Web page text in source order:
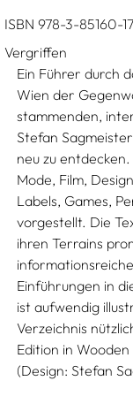
ISBN 978-3-85160-
Vergriffen
Ein Führer durch
Wien der
stammenden,
Stefan
neu zu
Mode, Film,
Labels, Games,
vorgestellt. Die
ihren Terrains
Einführungen in
ist aufwendig
Verzeichnis
Edition in
(Design: Stefan